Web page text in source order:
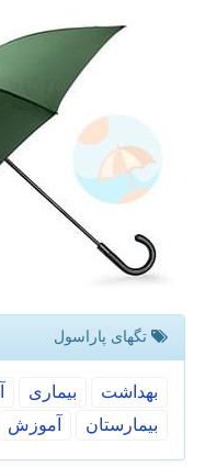
تگهای پاراسول
بهداشت بیماری
بیمارستان
آموزش